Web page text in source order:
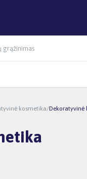
grąžinimas
kosmetika/Dekoratyvinė